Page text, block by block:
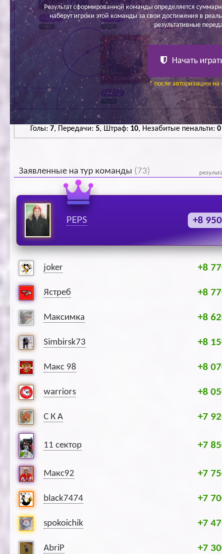
Результат сформированной команды определяется
наберут игроки этой команды за свои достижения в
результативные
Начать
* после авторизации на
Лапин Г.
54 210
+550
Буркин В.
40 000
+400
Бутенко А.
41 650
+300
Таратута Д.
27 300
-100
Голы: 7, Передачи: 5, Штраф: 10, Незабитые пенальти: 0
Заявленные на тур команды (73)
PEPS +8 950
joker +8
Ястреб +8
Максимка +8
Simbirsk73 +8
Макс 98 +8
warriors +8
С К А +7
11 сектор +7
Макс92 +7
black7474 +7
spokoichik +7
AbriP +7